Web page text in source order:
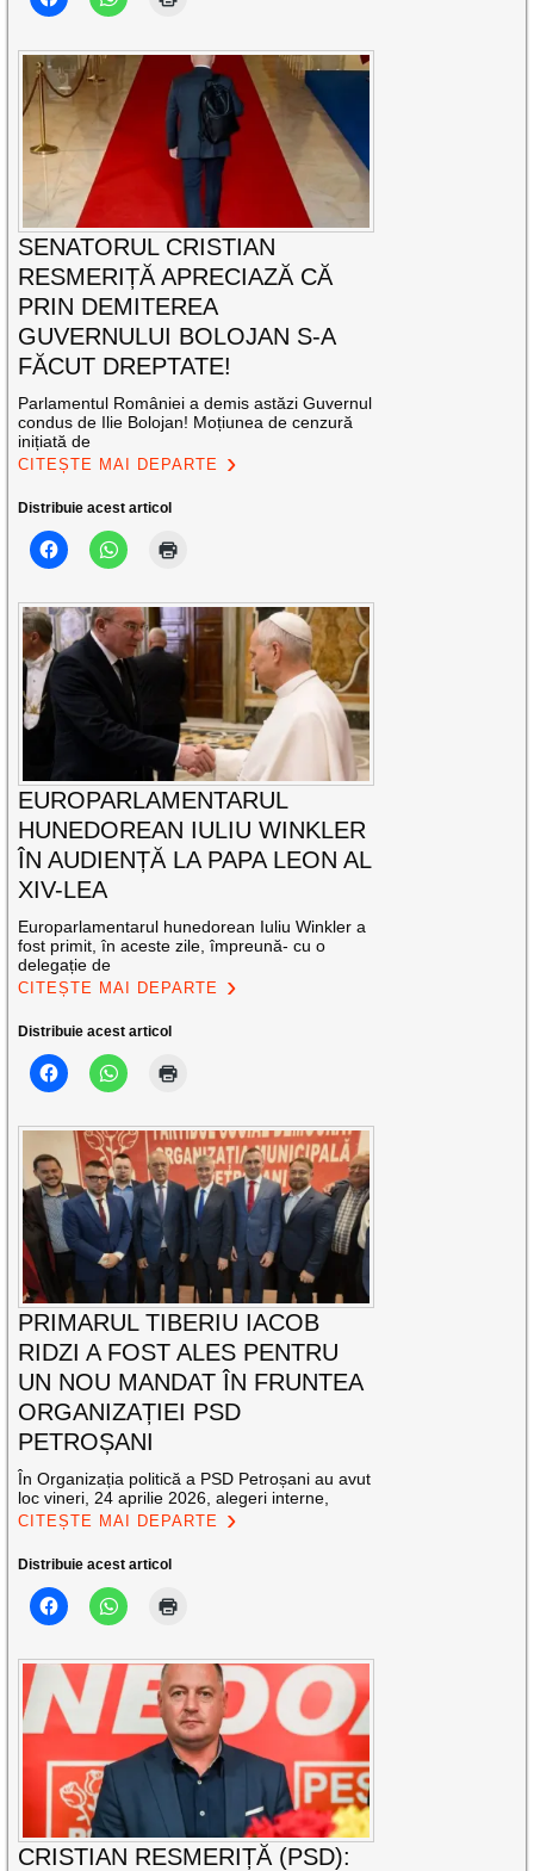
SENATORUL CRISTIAN
RESMERIȚĂ APRECIAZĂ CĂ
PRIN DEMITEREA
GUVERNULUI BOLOJAN S-A
FĂCUT DREPTATE!
Parlamentul României a demis astăzi Guvernul
condus de Ilie Bolojan! Moțiunea de cenzură
inițiată de
CITEȘTE MAI DEPARTE
Distribuie acest articol
EUROPARLAMENTARUL
HUNEDOREAN IULIU WINKLER
ÎN AUDIENȚĂ LA PAPA LEON AL
XIV-LEA
Europarlamentarul hunedorean Iuliu Winkler a
fost primit, în aceste zile, împreună- cu o
delegație de
CITEȘTE MAI DEPARTE
Distribuie acest articol
PRIMARUL TIBERIU IACOB
RIDZI A FOST ALES PENTRU
UN NOU MANDAT ÎN FRUNTEA
ORGANIZAȚIEI PSD
PETROȘANI
În Organizația politică a PSD Petroșani au avut
loc vineri, 24 aprilie 2026, alegeri interne,
CITEȘTE MAI DEPARTE
Distribuie acest articol
CRISTIAN RESMERIȚĂ (PSD):